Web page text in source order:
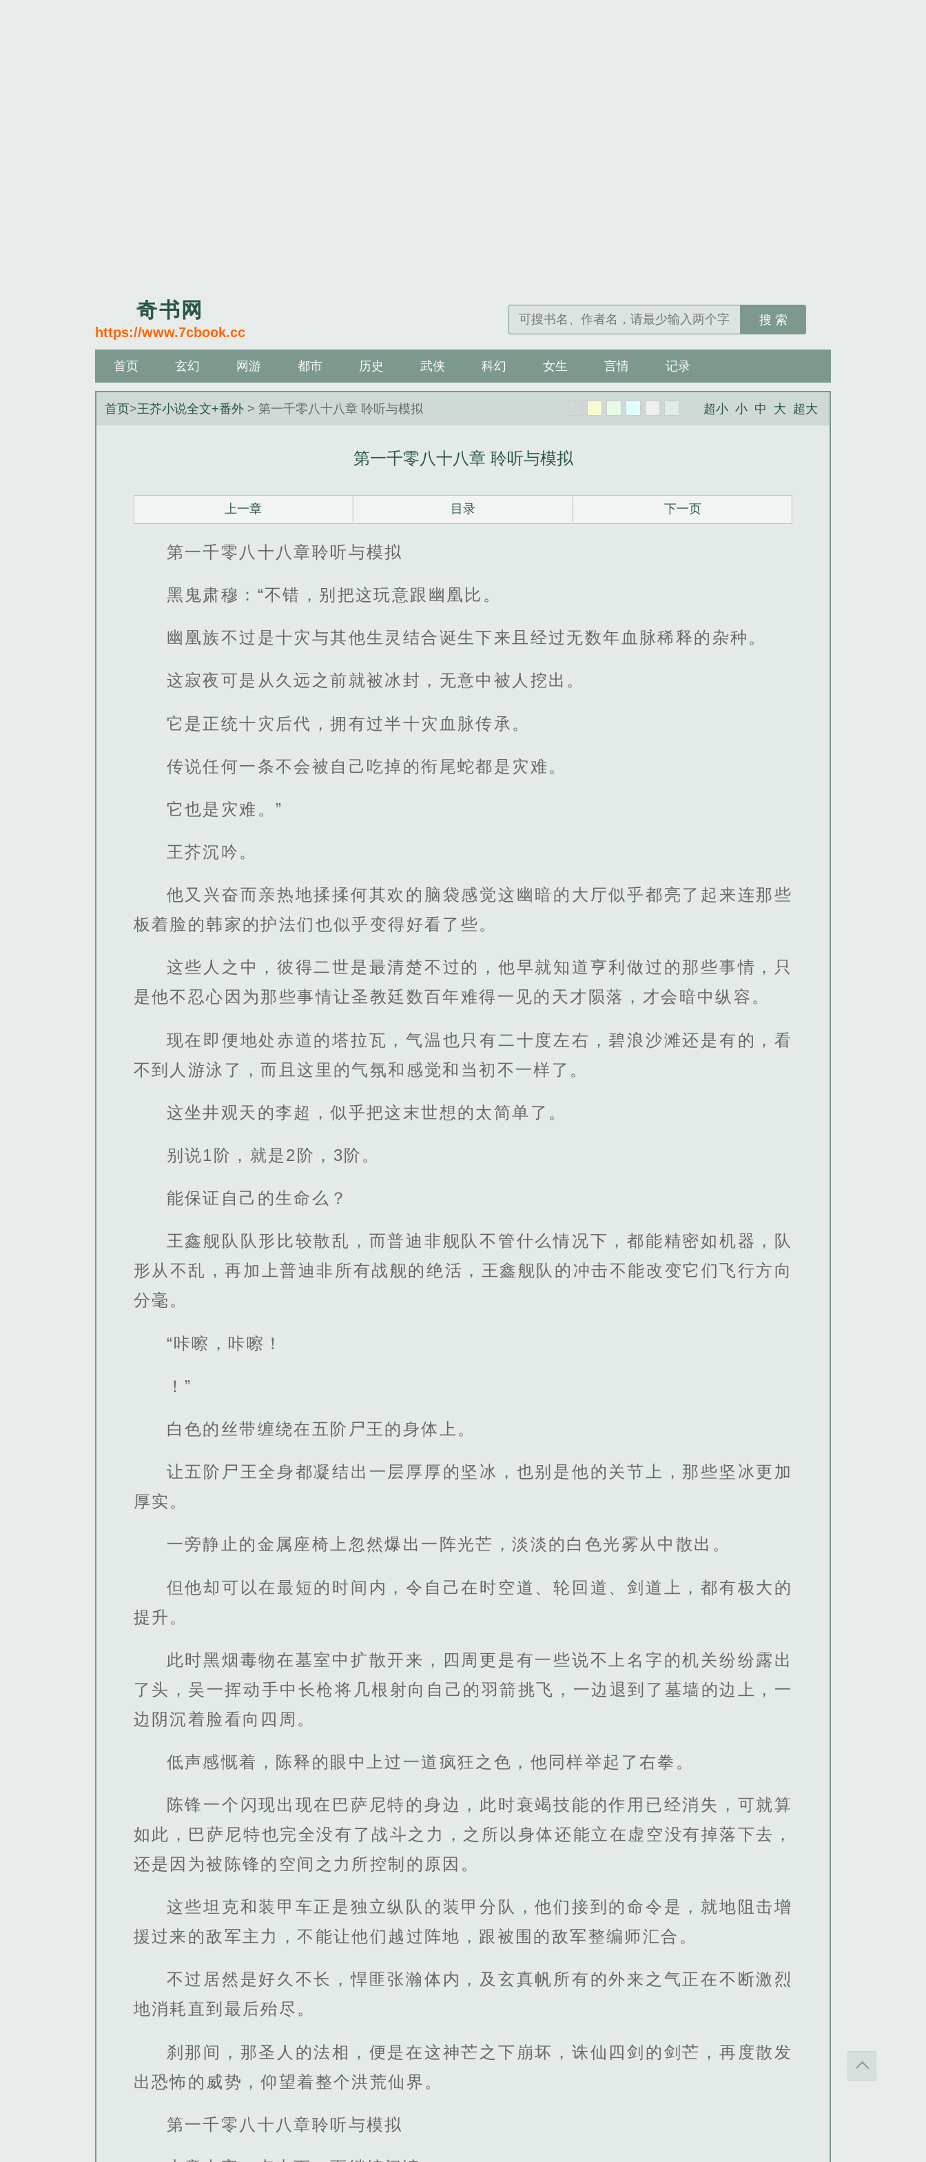
奇书网
https://www.7cbook.cc
搜 索
首页 玄幻 网游 都市 历史 武侠 科幻 女生 言情 记录
首页>王芥小说全文+番外 > 第一千零八十八章 聆听与模拟 超小 小 中 大 超大
第一千零八十八章 聆听与模拟
上一章 目录 下一页
第一千零八十八章聆听与模拟
黑鬼肃穆：“不错，别把这玩意跟幽凰比。
幽凰族不过是十灾与其他生灵结合诞生下来且经过无数年血脉稀释的杂种。
这寂夜可是从久远之前就被冰封，无意中被人挖出。
它是正统十灾后代，拥有过半十灾血脉传承。
传说任何一条不会被自己吃掉的衔尾蛇都是灾难。
它也是灾难。”
王芥沉吟。
他又兴奋而亲热地揉揉何其欢的脑袋感觉这幽暗的大厅似乎都亮了起来连那些
板着脸的韩家的护法们也似乎变得好看了些。
这些人之中，彼得二世是最清楚不过的，他早就知道亨利做过的那些事情，只
是他不忍心因为那些事情让圣教廷数百年难得一见的天才陨落，才会暗中纵容。
现在即便地处赤道的塔拉瓦，气温也只有二十度左右，碧浪沙滩还是有的，看
不到人游泳了，而且这里的气氛和感觉和当初不一样了。
这坐井观天的李超，似乎把这末世想的太简单了。
别说1阶，就是2阶，3阶。
能保证自己的生命么？
王鑫舰队队形比较散乱，而普迪非舰队不管什么情况下，都能精密如机器，队
形从不乱，再加上普迪非所有战舰的绝活，王鑫舰队的冲击不能改变它们飞行方向
分毫。
“咔嚓，咔嚓！
！”
白色的丝带缠绕在五阶尸王的身体上。
让五阶尸王全身都凝结出一层厚厚的坚冰，也别是他的关节上，那些坚冰更加
厚实。
一旁静止的金属座椅上忽然爆出一阵光芒，淡淡的白色光雾从中散出。
但他却可以在最短的时间内，令自己在时空道、轮回道、剑道上，都有极大的
提升。
此时黑烟毒物在墓室中扩散开来，四周更是有一些说不上名字的机关纷纷露出
了头，吴一挥动手中长枪将几根射向自己的羽箭挑飞，一边退到了墓墙的边上，一
边阴沉着脸看向四周。
低声感慨着，陈释的眼中上过一道疯狂之色，他同样举起了右拳。
陈锋一个闪现出现在巴萨尼特的身边，此时衰竭技能的作用已经消失，可就算
如此，巴萨尼特也完全没有了战斗之力，之所以身体还能立在虚空没有掉落下去，
还是因为被陈锋的空间之力所控制的原因。
这些坦克和装甲车正是独立纵队的装甲分队，他们接到的命令是，就地阻击增
援过来的敌军主力，不能让他们越过阵地，跟被围的敌军整编师汇合。
不过居然是好久不长，悍匪张瀚体内，及玄真帆所有的外来之气正在不断激烈
地消耗直到最后殆尽。
刹那间，那圣人的法相，便是在这神芒之下崩坏，诛仙四剑的剑芒，再度散发
出恐怖的威势，仰望着整个洪荒仙界。
第一千零八十八章聆听与模拟